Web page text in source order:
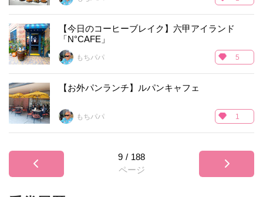
【今日のコーヒーブレイク】六甲アイランド
「N°CAFE」
もちパパ 5
【お外パンランチ】ルパンキャフェ
もちパパ 1
9 / 188
ページ